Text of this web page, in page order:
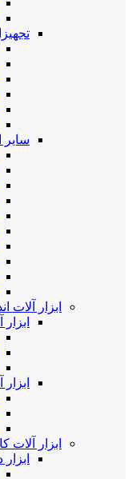
سایر
ابزار آلات
ابزار آلات